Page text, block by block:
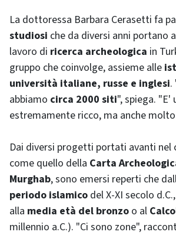
La dottoressa Barbara Cerasetti fa
studiosi che da diversi anni portano
lavoro di ricerca archeologica in
gruppo che coinvolge, assieme alle
università italiane, russe e inglesi.
abbiamo circa 2000 siti", spiega.
estremamente ricco, ma anche
Dai diversi progetti portati avanti nel
come quello della Carta
Murghab, sono emersi reperti che
periodo islamico del X-XI secolo
alla media età del bronzo o al
millennio a.C.). "Ci sono zone",